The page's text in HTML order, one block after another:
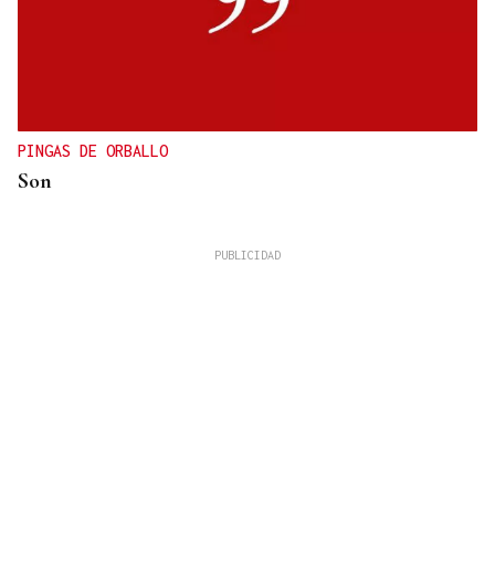
PINGAS DE ORBALLO
Son